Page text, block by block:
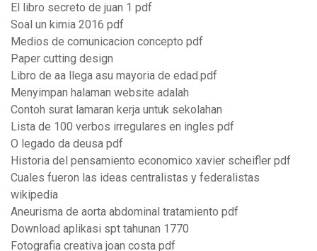
El libro secreto de juan 1 pdf
Soal un kimia 2016 pdf
Medios de comunicacion concepto pdf
Paper cutting design
Libro de aa llega asu mayoria de edad.pdf
Menyimpan halaman website adalah
Contoh surat lamaran kerja untuk sekolahan
Lista de 100 verbos irregulares en ingles pdf
O legado da deusa pdf
Historia del pensamiento economico xavier scheifler pdf
Cuales fueron las ideas centralistas y federalistas
wikipedia
Aneurisma de aorta abdominal tratamiento pdf
Download aplikasi spt tahunan 1770
Fotografia creativa joan costa pdf